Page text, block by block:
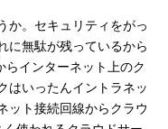
か。セキュリティをがっ
に無駄が残っているから
らインターネット上のク
はいったんイントラネッ
ット接続回線からクラウ